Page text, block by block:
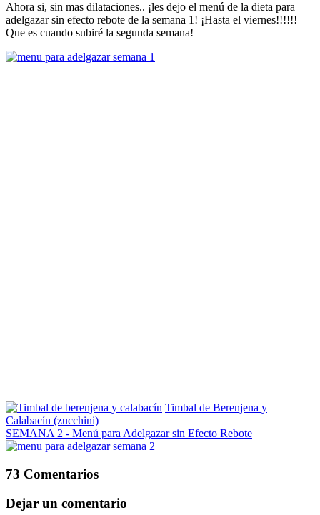
Ahora si, sin mas dilataciones.. ¡les dejo el menú de la dieta para
adelgazar sin efecto rebote de la semana 1! ¡Hasta el viernes!!!!!!
Que es cuando subiré la segunda semana!
Timbal de Berenjena y
Calabacín (zucchini)
SEMANA 2 - Menú para Adelgazar sin Efecto Rebote
73 Comentarios
Dejar un comentario